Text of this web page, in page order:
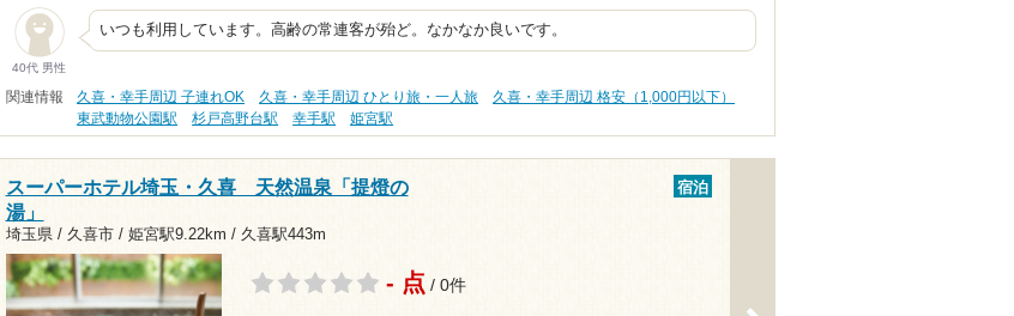
40代 男性
いつも利用しています。高齢の常連客が殆ど。なかなか良いです。
関連情報 久喜・幸手周辺 子連れOK 久喜・幸手周辺 ひとり旅・一人旅
久喜・幸手周辺 格安（1,000円以下）
東武動物公園駅
杉戸高野台駅 幸手駅 姫宮駅
スーパーホテル埼玉・久喜 天然温泉「提燈の
湯」
埼玉県 / 久喜市 / 姫宮駅9.22km / 久喜駅443m
宿泊
- 点 / 0件